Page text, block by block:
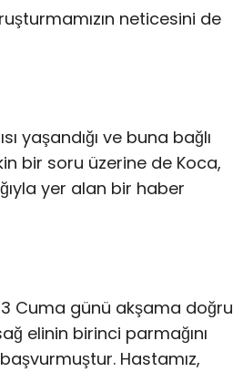
neticesini de
yaşandığı ve buna bağlı
bir soru üzerine de Koca,
yer alan bir haber
Cuma günü akşama doğru
elinin birinci parmağını
Hastamız,